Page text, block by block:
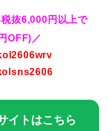
抜6,000円以上で
OFF)／
イトはこちら